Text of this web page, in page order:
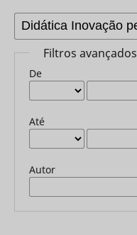
Filtros avançados
De
Até
Autor